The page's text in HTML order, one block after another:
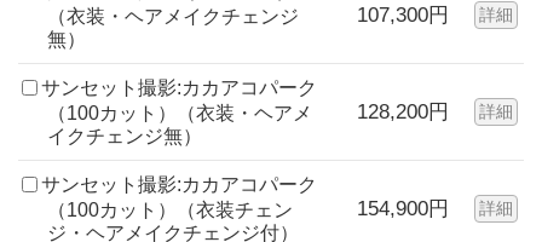
（衣装・ヘアメイクチェンジ
無）
107,300円 詳細
サンセット撮影:カカアコパーク
（100カット）（衣装・ヘアメ
イクチェンジ無）
128,200円 詳細
サンセット撮影:カカアコパーク
（100カット）（衣装チェン
ジ・ヘアメイクチェンジ付）
154,900円 詳細